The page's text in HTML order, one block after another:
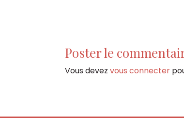
Poster le
Vous devezvous connecter